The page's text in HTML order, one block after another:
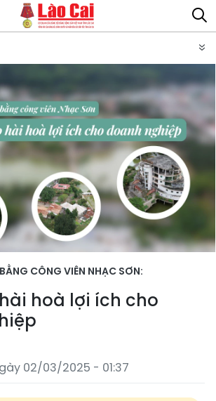
CÔNG VIÊN NHẠC SƠN:
hoà lợi ích cho
02/03/2025 - 01:37